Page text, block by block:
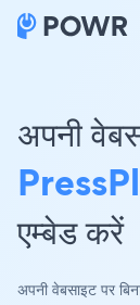
अपनी
एम्बेड करें
अपनी वेबसाइट पर